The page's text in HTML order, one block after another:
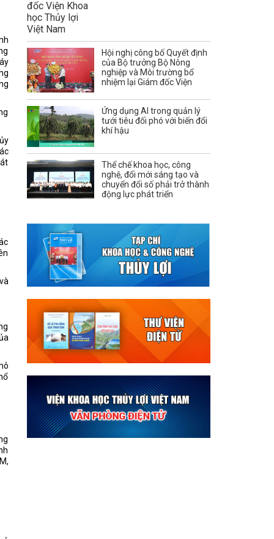
Hội nghị công bố Quyết định
của Bộ trưởng Bộ Nông
nghiệp và Môi trường bổ
nhiệm lại Giám đốc Viện
Ứng dụng AI trong quản lý
tưới tiêu đối phó với biến đổi
khí hậu
Thể chế khoa học, công
nghệ, đổi mới sáng tạo và
chuyển đổi số phải trở thành
động lực phát triển